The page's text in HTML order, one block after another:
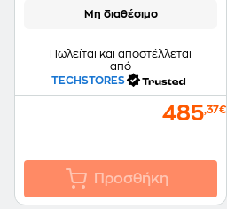
Μη διαθέσιμο
Πωλείται και αποστέλλεται
από
TECHSTORES
485,37€
Προσθήκη